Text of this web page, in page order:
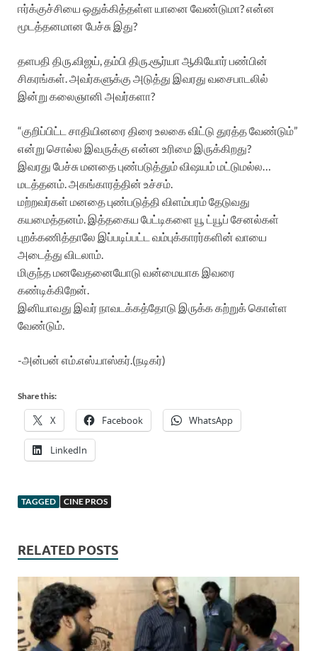
ஈர்க்குச்சியை ஒதுக்கித்தள்ள யானை வேண்டுமா? என்ன
மூடத்தனமான பேச்சு இது?
தளபதி திரு.விஜய், தம்பி திரு.சூர்யா ஆகியோர் பண்பின்
சிகரங்கள். அவர்களுக்கு அடுத்து இவரது வசைபாடலில்
இன்று கலைஞானி அவர்களா?
“குறிப்பிட்ட சாதியினரை திரை உலகை விட்டு துரத்த வேண்டும்”
என்று சொல்ல இவருக்கு என்ன உரிமை இருக்கிறது?
இவரது பேச்சு மனதை புண்படுத்தும் விஷயம் மட்டுமல்ல…
மடத்தனம். அகங்காரத்தின் உச்சம்.
மற்றவர்கள் மனதை புண்படுத்தி விளம்பரம் தேடுவது
கயமைத்தனம். இத்தகைய பேட்டிகளை யூ ட்யூப் சேனல்கள்
புறக்கணித்தாலே இப்படிப்பட்ட வம்புக்காரர்களின் வாயை
அடைத்து விடலாம்.
மிகுந்த மனவேதனையோடு வன்மையாக இவரை
கண்டிக்கிறேன்.
இனியாவது இவர் நாவடக்கத்தோடு இருக்க கற்றுக் கொள்ள
வேண்டும்.
-அன்பன் எம்.எஸ்.பாஸ்கர்.(நடிகர்)
Share this:
X Facebook WhatsApp
LinkedIn
TAGGED CINE PROS
RELATED POSTS